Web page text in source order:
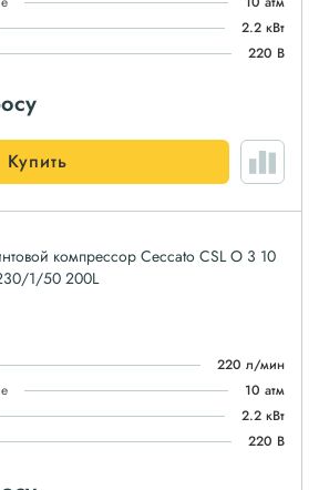
2.2 кВт
220 В
Купить
компрессор Ceccato CSL O 3 10
1/50 200L
220 л/мин
10 атм
2.2 кВт
220 В